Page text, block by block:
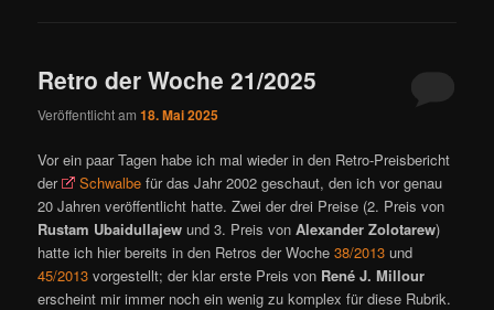
Retro der Woche 21/2025
Veröffentlicht am18. Mai 2025
Vor ein paar Tagen habe ich mal wieder in den Retro-Preisbericht
der
Schwalbe für das Jahr 2002 geschaut, den ich vor genau
20 Jahren veröffentlicht hatte. Zwei der drei Preise (2. Preis von
Rustam Ubaidullajew und 3. Preis vonAlexander Zolotarew)
hatte ich hier bereits in den Retros der Woche38/2013 und
45/2013 vorgestellt; der klar erste Preis von René J. Millour
erscheint mir immer noch ein wenig zu komplex für diese Rubrik.